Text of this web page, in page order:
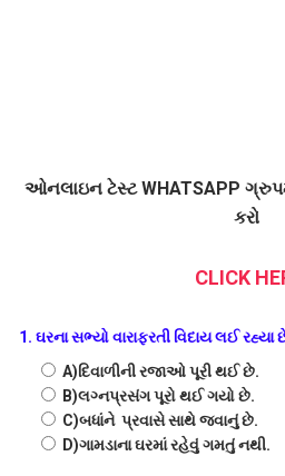
ઓનલાઇન ટેસ્ટ WHATSAPP
કરો
CLICK
1. ઘરના સભ્યો વારાફરતી વિદાય લઈ રહ્યા
A)દિવાળીની રજાઓ પૂરી થઈ છે.
B)લગ્નપ્રસંગ પૂરો થઈ ગયો છે.
C)બધાંને પ્રવાસે સાથે જવાનું છે.
D)ગામડાના ઘરમાં રહેવું ગમતું નથી.